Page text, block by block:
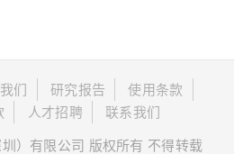
们 研究报告
使用条款
人才招聘 联系我们
）有限公司 版权所有 不得转载